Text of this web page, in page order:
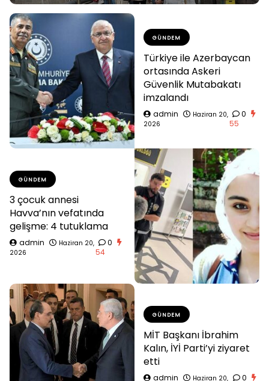
GÜNDEM
Türkiye ile Azerbaycan
ortasında Askeri
Güvenlik Mutabakatı
imzalandı
admin
Haziran 20,
2026
0
55
GÜNDEM
3 çocuk annesi
Havva’nın vefatında
gelişme: 4 tutuklama
admin
Haziran 20,
2026
0
54
GÜNDEM
MİT Başkanı İbrahim
Kalın, İYİ Parti’yi ziyaret
etti
admin
Haziran 20,
0